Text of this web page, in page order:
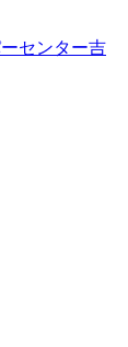
センター吉